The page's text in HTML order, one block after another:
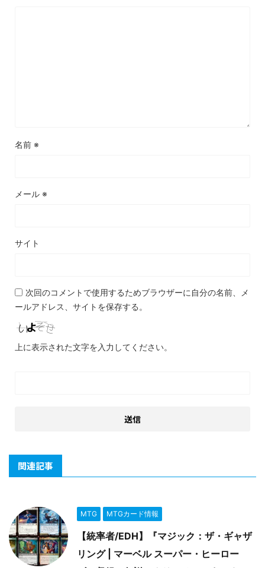
名前 ※
メール ※
サイト
次回のコメントで使用するためブラウザーに自分の名前、メ
ールアドレス、サイトを保存する。
上に表示された文字を入力してください。
関連記事
MTG MTGカード情報
【統率者/EDH】『マジック：ザ・ギャザ
リング | マーベル スーパー・ヒーロー